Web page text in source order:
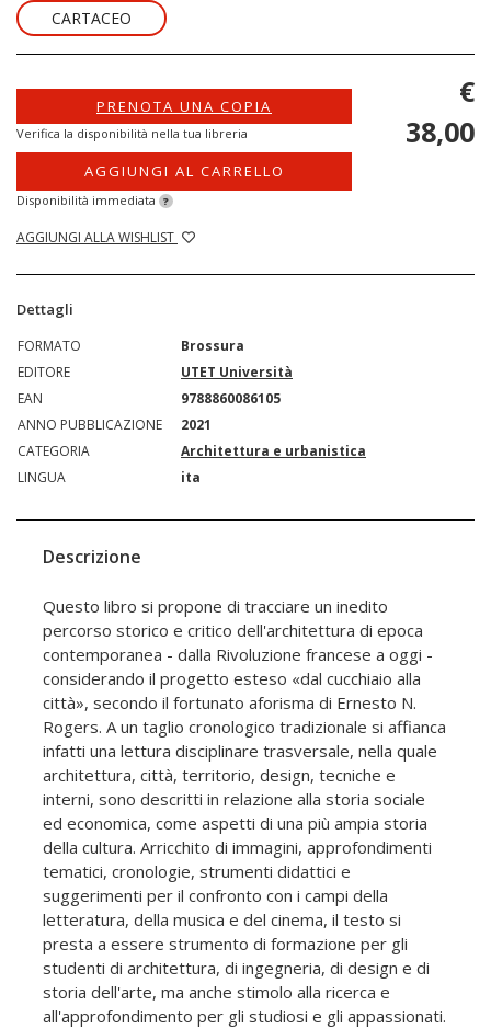
CARTACEO
PRENOTA UNA COPIA
Verifica la disponibilità nella tua libreria
AGGIUNGI AL CARRELLO
Disponibilità immediata ?
AGGIUNGI ALLA WISHLIST
€
38,00
Dettagli
FORMATO
Brossura
EDITORE
UTET Università
EAN
9788860086105
ANNO PUBBLICAZIONE
2021
CATEGORIA
Architettura e urbanistica
LINGUA
ita
Descrizione
Questo libro si propone di tracciare un inedito
percorso storico e critico dell'architettura di epoca
contemporanea - dalla Rivoluzione francese a oggi -
considerando il progetto esteso «dal cucchiaio alla
città», secondo il fortunato aforisma di Ernesto N.
Rogers. A un taglio cronologico tradizionale si affianca
infatti una lettura disciplinare trasversale, nella quale
architettura, città, territorio, design, tecniche e
interni, sono descritti in relazione alla storia sociale
ed economica, come aspetti di una più ampia storia
della cultura. Arricchito di immagini, approfondimenti
tematici, cronologie, strumenti didattici e
suggerimenti per il confronto con i campi della
letteratura, della musica e del cinema, il testo si
presta a essere strumento di formazione per gli
studenti di architettura, di ingegneria, di design e di
storia dell'arte, ma anche stimolo alla ricerca e
all'approfondimento per gli studiosi e gli appassionati.